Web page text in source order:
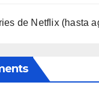
de Netflix (hasta